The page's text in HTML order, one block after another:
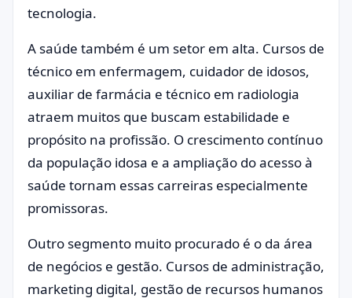
tecnologia.
A saúde também é um setor em alta. Cursos de
técnico em enfermagem, cuidador de idosos,
auxiliar de farmácia e técnico em radiologia
atraem muitos que buscam estabilidade e
propósito na profissão. O crescimento contínuo
da população idosa e a ampliação do acesso à
saúde tornam essas carreiras especialmente
promissoras.
Outro segmento muito procurado é o da área
de negócios e gestão. Cursos de administração,
marketing digital, gestão de recursos humanos